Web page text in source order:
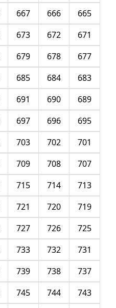
665
666
667
671
672
673
677
678
679
683
684
685
689
690
691
695
696
697
701
702
703
707
708
709
713
714
715
719
720
721
725
726
727
731
732
733
737
738
739
743
744
745